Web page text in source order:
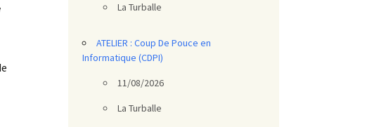
La Turballe
ATELIER : Coup De Pouce en
Informatique (CDPI)
11/08/2026
La Turballe